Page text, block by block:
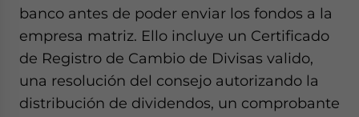
banco antes de poder enviar los fondos a la
empresa matriz. Ello incluye un Certificado
de Registro de Cambio de Divisas valido,
una resolución del consejo autorizando la
distribución de dividendos, un comprobante